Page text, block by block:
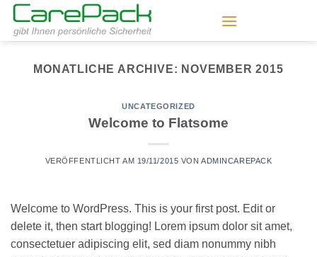
Zum
Inhalt
springen
MONATLICHE ARCHIVE: NOVEMBER 2015
UNCATEGORIZED
Welcome to Flatsome
VERÖFFENTLICHT AM 19/11/2015 VONADMINCAREPACK
Welcome to WordPress. This is your first post. Edit or
delete it, then start blogging! Lorem ipsum dolor sit amet,
consectetuer adipiscing elit, sed diam nonummy nibh